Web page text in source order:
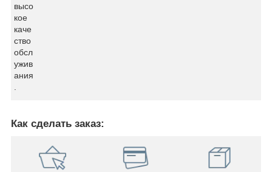
высо
кое
каче
ство
обсл
ужив
ания
Как сделать заказ: